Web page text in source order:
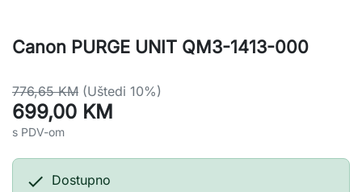
Canon PURGE UNIT QM3-1413-000
776,65 KM (Uštedi 10%)
699,00 KM
s PDV-om
 Dostupno